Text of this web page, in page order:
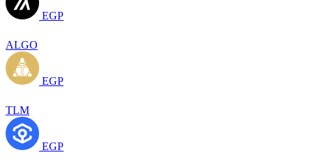
EGP
ALGO
EGP
TLM
EGP